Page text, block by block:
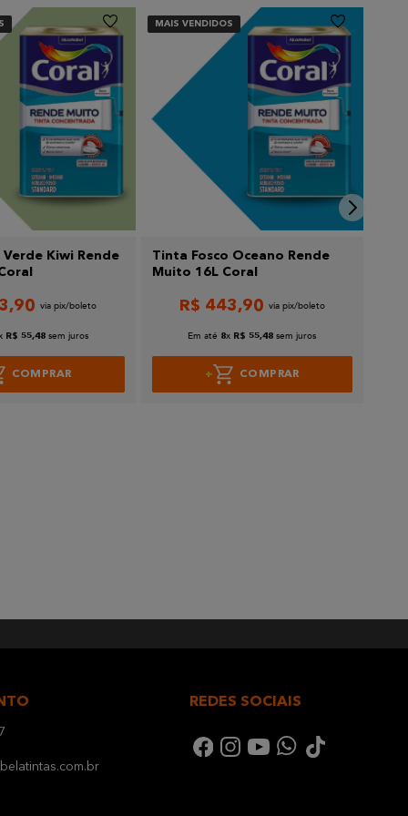
Kiwi Rende
,90
R$ 55,48 sem juros
COMPRAR
MAIS VENDIDOS
Tinta Fosco Oceano Rende
Muito 16L Coral
R$ 443,90
Em até 8x R$ 55,48 sem juros
COMPRAR
REDES SOCIAIS